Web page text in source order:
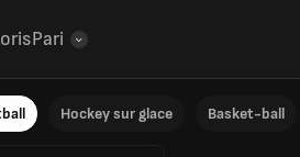
Pari
Hockey sur glace Basket-ball